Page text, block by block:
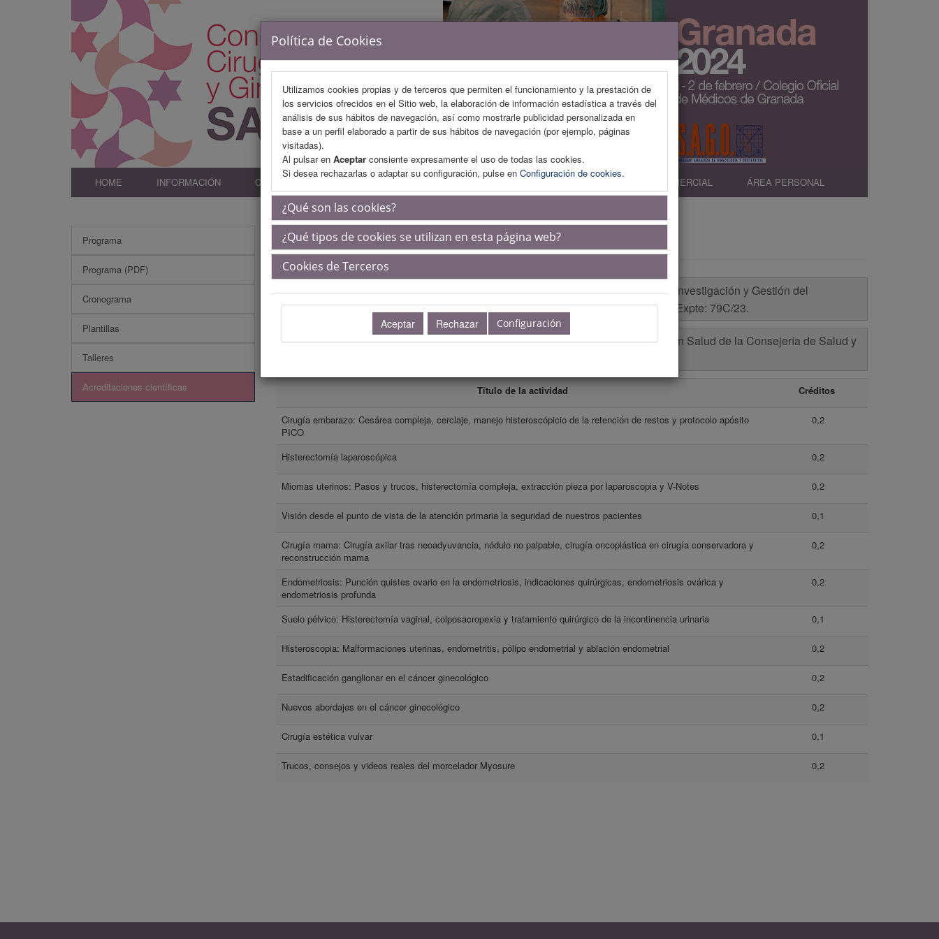
Política de Cookies
Utilizamos cookies propias y de terceros que permiten el funcionamiento y la prestación de
los servicios ofrecidos en el Sitio web, la elaboración de información estadística a través del
análisis de sus hábitos de navegación, así como mostrarle publicidad personalizada en
base a un perfil elaborado a partir de sus hábitos de navegación (por ejemplo, páginas
visitadas).
Al pulsar en Aceptar consiente expresamente el uso de todas las cookies.
Si desea rechazarlas o adaptar su configuración, pulse en Configuración de cookies.
¿Qué son las cookies?
¿Qué tipos de cookies se utilizan en esta página web?
Cookies de Terceros
Configuración
HOME INFORMACIÓN COMITÉS ÁREA CIENTÍFICA INSCRIPCIÓN ALOJAMIENTO EXP. COMERCIAL ÁREA PERSONAL
Programa
Programa (PDF)
Cronograma
Plantillas
Talleres
Acreditaciones científicas
Acreditaciones científicas
Concedido el Reconocimiento de Interés Sanitario por la Dirección General de Investigación y Gestión del
Conocimiento de la Consejería de Salud y Consumo de la Junta de Andalucía. Expte: 79C/23.
Concedida la Acreditación por la Secretaría General de Salud Pública e I+D+i en Salud de la Consejería de Salud y
Título de la actividad Créditos
Cirugía embarazo: Cesárea compleja, cerclaje, manejo histeroscópicio de la retención de restos y protocolo apósito
PICO
0,2
Histerectomía laparoscópica 0,2
Miomas uterinos: Pasos y trucos, histerectomía compleja, extracción pieza por laparoscopia y V-Notes 0,2
Visión desde el punto de vista de la atención primaria la seguridad de nuestros pacientes 0,1
Cirugía mama: Cirugía axilar tras neoadyuvancia, nódulo no palpable, cirugía oncoplástica en cirugía conservadora y
reconstrucción mama
0,2
Endometriosis: Punción quistes ovario en la endometriosis, indicaciones quirúrgicas, endometriosis ovárica y
endometriosis profunda
0,2
Suelo pélvico: Histerectomía vaginal, colposacropexia y tratamiento quirúrgico de la incontinencia urinaria 0,1
Histeroscopia: Malformaciones uterinas, endometritis, pólipo endometrial y ablación endometrial 0,2
Estadificación ganglionar en el cáncer ginecológico 0,2
Nuevos abordajes en el cáncer ginecológico 0,2
Cirugía estética vulvar 0,1
Trucos, consejos y videos reales del morcelador Myosure 0,2